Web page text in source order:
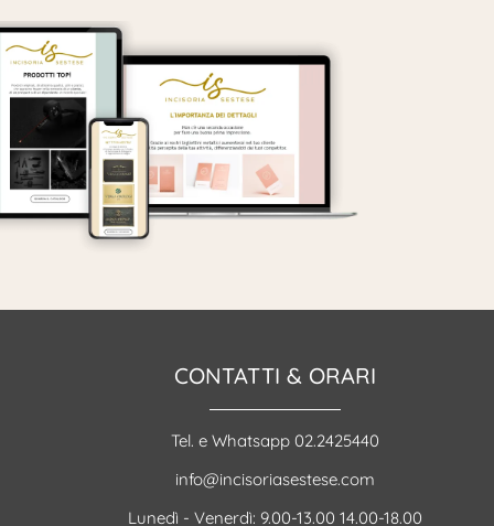
CONTATTI & ORARI
Tel. e Whatsapp 02.2425440
info@incisoriasestese.com
Lunedì - Venerdì: 9.00-13.00 14.00-18.00